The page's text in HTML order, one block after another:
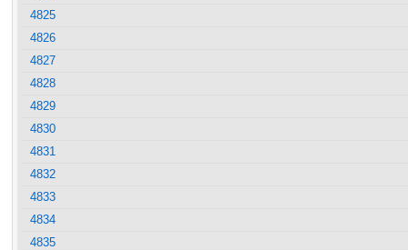
4825
4826
4827
4828
4829
4830
4831
4832
4833
4834
4835